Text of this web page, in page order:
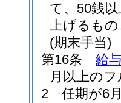
て、50銭
上げるも
(期末手当)
第16条
給
月以上の
2
任期が6